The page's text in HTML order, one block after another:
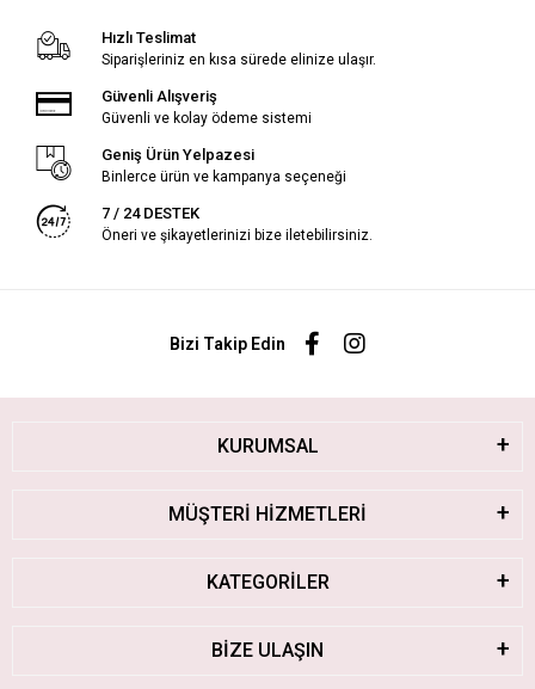
Hızlı Teslimat
Siparişleriniz en kısa sürede elinize ulaşır.
Güvenli Alışveriş
Güvenli ve kolay ödeme sistemi
Geniş Ürün Yelpazesi
Binlerce ürün ve kampanya seçeneği
7 / 24 DESTEK
Öneri ve şikayetlerinizi bize iletebilirsiniz.
Bizi Takip Edin
KURUMSAL
MÜŞTERİ HİZMETLERİ
KATEGORİLER
BİZE ULAŞIN